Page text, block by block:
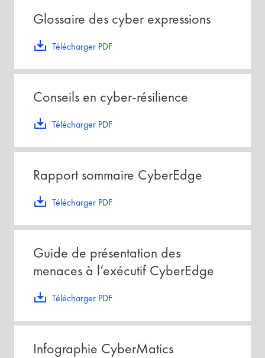
Télécharger PDF
Glossaire des cyber expressions
Télécharger PDF
Conseils en cyber-résilience
Télécharger PDF
Rapport sommaire CyberEdge
Télécharger PDF
Guide de présentation des
menaces à l’exécutif CyberEdge
Infographie CyberMatics